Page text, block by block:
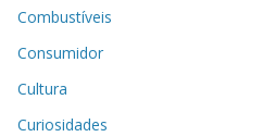
Combustíveis
Consumidor
Cultura
Curiosidades